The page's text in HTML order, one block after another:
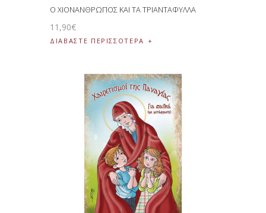
Ο ΧΙΟΝΑΝΘΡΩΠΟΣ ΚΑΙ ΤΑ ΤΡΙΑΝΤΑΦΥΛΛΑ
11 ,90€
ΔΙΑΒΆΣΤΕ ΠΕΡΙΣΣΌΤΕΡΑ